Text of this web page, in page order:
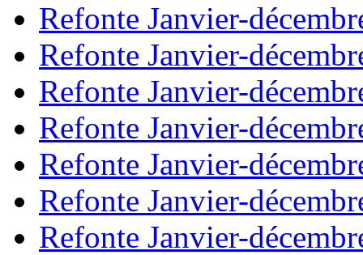
Refonte Janvier-
Refonte Janvier-
Refonte Janvier-
Refonte Janvier-
Refonte Janvier-
Refonte Janvier-
Refonte Janvier-